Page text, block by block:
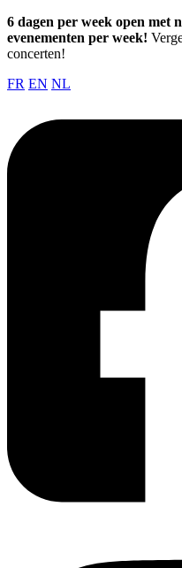
6 dagen per week open met
evenementen per week!
concerten!
FR EN NL